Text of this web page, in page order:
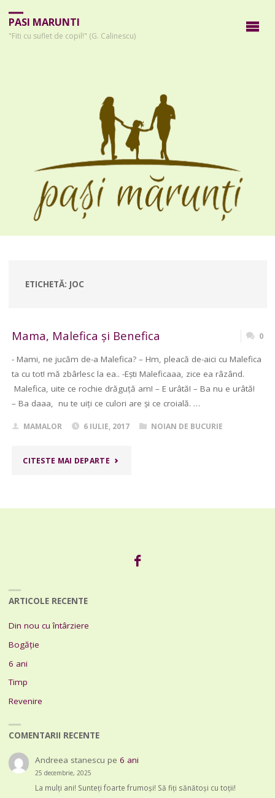
PASI MARUNTI
"Fiti cu suflet de copil!" (G. Calinescu)
ETICHETĂ: JOC
Mama, Malefica și Benefica 0
​- Mami, ne jucăm de-a Malefica? – Hm, pleacă de-aici cu Malefica
ta cu tot! mă zbârlesc la ea.. -Ești Maleficaaa, zice ea râzând.
Malefica, uite ce rochie drăguță am! – E urâtă! – Ba nu e urâtă!
– Ba daaa, nu te uiți ce culori are și ce croială. …
MAMALOR 6 IULIE, 2017 NOIAN DE BUCURIE
CITESTE MAI DEPARTE"MAMA,
ȘI
ARTICOLE RECENTE
Din nou cu întârziere
Bogăție
6 ani
Timp
Revenire
COMENTARII RECENTE
Andreea stanescu pe6 ani
25 decembrie, 2025
La mulți ani! Sunteți foarte frumoși! Să fiți sănătoși cu toții!